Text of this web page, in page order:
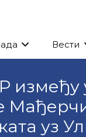
Вести
између
уз